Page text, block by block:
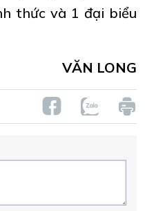
thức và 1 đại biểu
VĂN LONG